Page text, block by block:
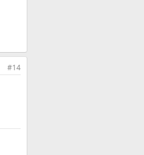
#14